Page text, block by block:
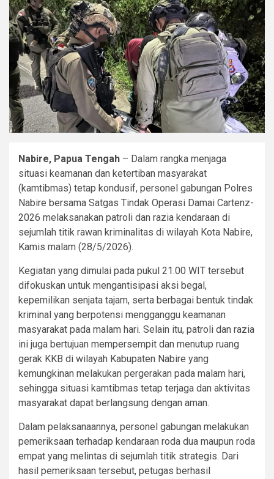
Nabire, Papua Tengah – Dalam rangka menjaga
situasi keamanan dan ketertiban masyarakat
(kamtibmas) tetap kondusif, personel gabungan Polres
Nabire bersama Satgas Tindak Operasi Damai Cartenz-
2026 melaksanakan patroli dan razia kendaraan di
sejumlah titik rawan kriminalitas di wilayah Kota Nabire,
Kamis malam (28/5/2026).
Kegiatan yang dimulai pada pukul 21.00 WIT tersebut
difokuskan untuk mengantisipasi aksi begal,
kepemilikan senjata tajam, serta berbagai bentuk tindak
kriminal yang berpotensi mengganggu keamanan
masyarakat pada malam hari. Selain itu, patroli dan razia
ini juga bertujuan mempersempit dan menutup ruang
gerak KKB di wilayah Kabupaten Nabire yang
kemungkinan melakukan pergerakan pada malam hari,
sehingga situasi kamtibmas tetap terjaga dan aktivitas
masyarakat dapat berlangsung dengan aman.
Dalam pelaksanaannya, personel gabungan melakukan
pemeriksaan terhadap kendaraan roda dua maupun roda
empat yang melintas di sejumlah titik strategis. Dari
hasil pemeriksaan tersebut, petugas berhasil